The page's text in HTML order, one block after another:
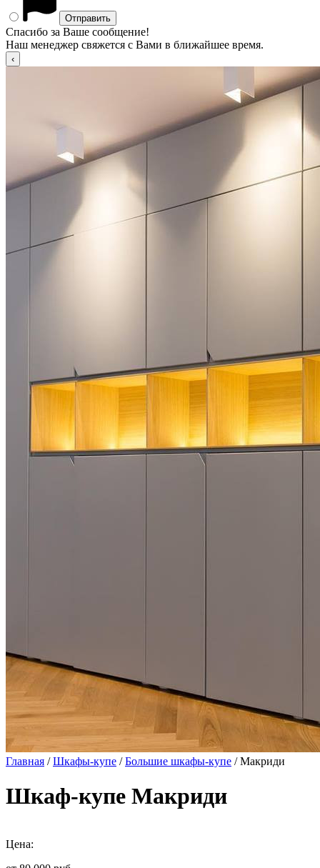
Спасибо за Ваше сообщение!
Наш менеджер свяжется с Вами в ближайшее время.
Главная /Шкафы-купе /Большие шкафы-купе / Макриди
Шкаф-купе Макриди
Цена: